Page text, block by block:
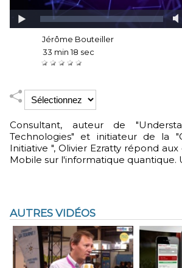
Jérôme Bouteiller
33 min 18 sec
Consultant, auteur de
Technologies" et initiateur de la
Initiative ", Olivier Ezratty répond
Mobile sur l'informatique quantique.
AUTRES VIDÉOS